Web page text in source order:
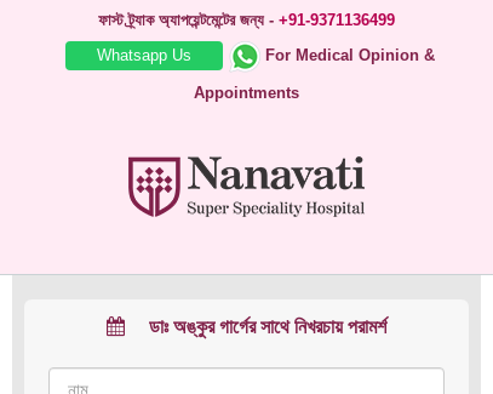
ফাস্ট ট্র্যাক অ্যাপয়েন্টমেন্টের জন্য - +91-9371136499
Whatsapp Us
For Medical Opinion &
Appointments
ডাঃ অঙ্কুর গার্গের সাথে নিখরচায় পরামর্শ